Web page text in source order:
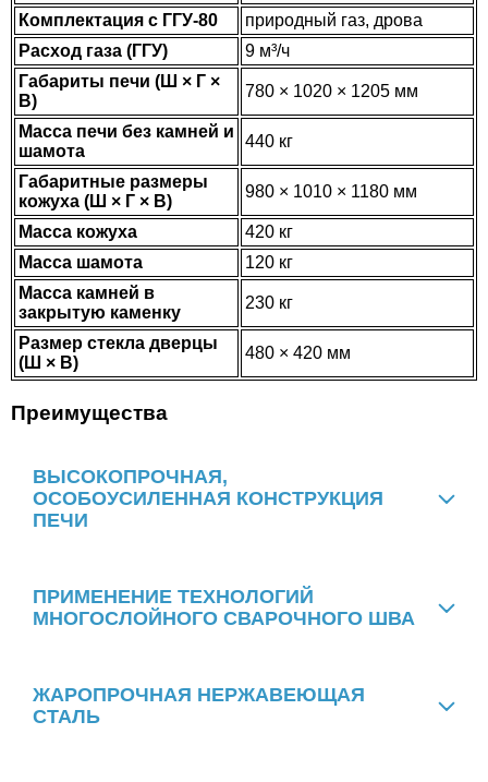
Комплектация с ГГУ-80
природный газ, дрова
Расход газа (ГГУ)
9 м³/ч
Габариты печи (Ш × Г ×
В)
780 × 1020 × 1205 мм
Масса печи без камней и
шамота
440 кг
Габаритные размеры
кожуха (Ш × Г × В)
980 × 1010 × 1180 мм
Масса кожуха
420 кг
Масса шамота
120 кг
Масса камней в
закрытую каменку
230 кг
Размер стекла дверцы
(Ш × В)
480 × 420 мм
Преимущества
ВЫСОКОПРОЧНАЯ,
ОСОБОУСИЛЕННАЯ КОНСТРУКЦИЯ
ПЕЧИ
ПРИМЕНЕНИЕ ТЕХНОЛОГИЙ
МНОГОСЛОЙНОГО СВАРОЧНОГО ШВА
ЖАРОПРОЧНАЯ НЕРЖАВЕЮЩАЯ
СТАЛЬ